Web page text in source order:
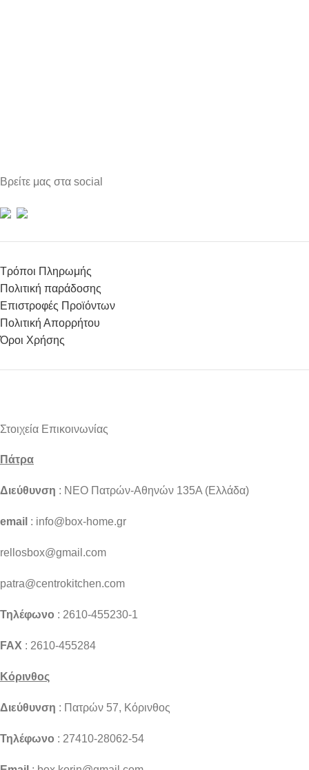
Βρείτε μας στα social
Τρόποι Πληρωμής
Πολιτική παράδοσης
Επιστροφές Προϊόντων
Πολιτική Απορρήτου
Όροι Χρήσης
Στοιχεία Επικοινωνίας
Πάτρα
Διεύθυνση : NEO Πατρών-Αθηνών 135Α (Ελλάδα)
email : info@box-home.gr
rellosbox@gmail.com
patra@centrokitchen.com
Τηλέφωνο : 2610-455230-1
FAX : 2610-455284
Κόρινθος
Διεύθυνση : Πατρών 57, Κόρινθος
Τηλέφωνο : 27410-28062-54